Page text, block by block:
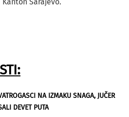
NA IZMAKU SNAGA, JUČER
DEVET PUTA